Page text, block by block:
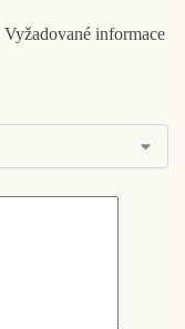
Vyžadované informace